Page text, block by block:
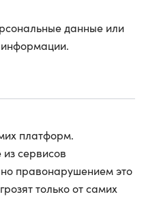
данные или
платформ.
сервисов
правонарушением это
только от самих